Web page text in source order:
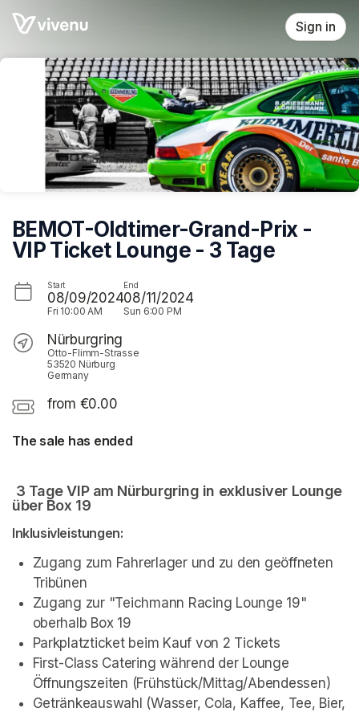
Skip header
Sign in
BEMOT-Oldtimer-Grand-Prix -
VIP Ticket Lounge - 3 Tage
Start
08/09/2024
Fri 10:00 AM
End
08/11/2024
Sun 6:00 PM
Nürburgring
Otto-Flimm-Strasse
53520 Nürburg
Germany
from €0.00
The sale has ended
über Box 19
Inklusivleistungen:
Zugang zum Fahrerlager und zu den geöffneten
Tribünen
Zugang zur "Teichmann Racing Lounge 19"
oberhalb Box 19
Parkplatzticket beim Kauf von 2 Tickets
First-Class Catering während der Lounge
Öffnungszeiten (Frühstück/Mittag/Abendessen)
Getränkeauswahl (Wasser, Cola, Kaffee, Tee, Bier,